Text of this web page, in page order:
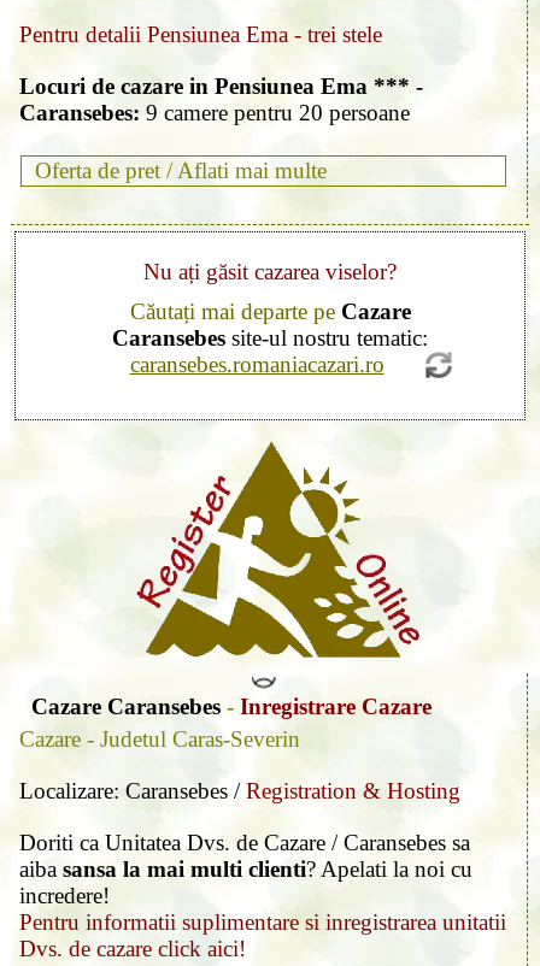
Pentru detalii Pensiunea Ema - trei stele
Locuri de cazare in Pensiunea Ema *** -
Caransebes: 9 camere pentru 20 persoane
Oferta de pret / Aflati mai multe
Nu ați găsit cazarea viselor?
Căutați mai departe pe Cazare
Caransebes site-ul nostru tematic:
caransebes.romaniacazari.ro
Cazare Caransebes - Inregistrare Cazare
Cazare - Judetul Caras-Severin
Localizare: Caransebes /Registration & Hosting
Doriti ca Unitatea Dvs. de Cazare / Caransebes sa
aiba sansa la mai multi clienti? Apelati la noi cu
incredere!
Pentru informatii suplimentare si inregistrarea unitatii
Dvs. de cazare click aici!